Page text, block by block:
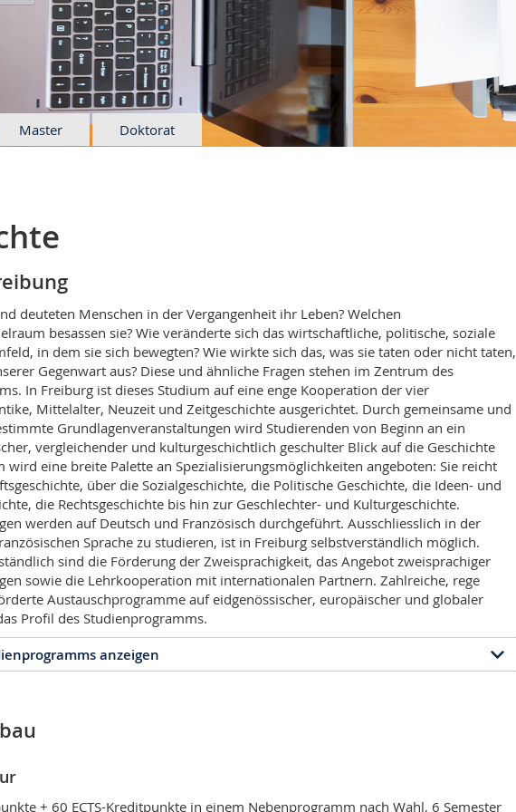
Master Doktorat
deuteten Menschen in der Vergangenheit ihr Leben? Welchen
besassen sie? Wie veränderte sich das wirtschaftliche, politische, soziale
in dem sie sich bewegten? Wie wirkte sich das, was sie taten oder nicht taten,
Gegenwart aus? Diese und ähnliche Fragen stehen im Zentrum des
In Freiburg ist dieses Studium auf eine enge Kooperation der vier
Mittelalter, Neuzeit und Zeitgeschichte ausgerichtet. Durch gemeinsame und
Grundlagenveranstaltungen wird Studierenden von Beginn an ein
vergleichender und kulturgeschichtlich geschulter Blick auf die Geschichte
wird eine breite Palette an Spezialisierungsmöglichkeiten angeboten: Sie reicht
über die Sozialgeschichte, die Politische Geschichte, die Ideen- und
die Rechtsgeschichte bis hin zur Geschlechter- und Kulturgeschichte.
werden auf Deutsch und Französisch durchgeführt. Ausschliesslich in der
Sprache zu studieren, ist in Freiburg selbstverständlich möglich.
sind die Förderung der Zweisprachigkeit, das Angebot zweisprachiger
sowie die Lehrkooperation mit internationalen Partnern. Zahlreiche, rege
Austauschprogramme auf eidgenössischer, europäischer und globaler
Profil des Studienprogramms.
anzeigen
Geschichte sucht nach Antworten, wie Menschen in der Vergangenheit ihr
unsere Gegenwart prägt. Es gilt zu entdecken, welchen Reichtum es an
im Verlauf der Geschichte gab. Das Studium der Geschichte
Palette des Handelns und Denkens der Menschen: Arbeit, Austausch von
+ 60 ECTS-Kreditpunkte in einem Nebenprogramm nach Wahl, 6 Semester